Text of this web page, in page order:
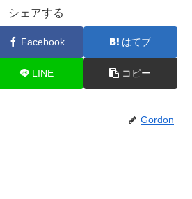
シェアする
Facebook はてブ
LINE コピー
Gordon